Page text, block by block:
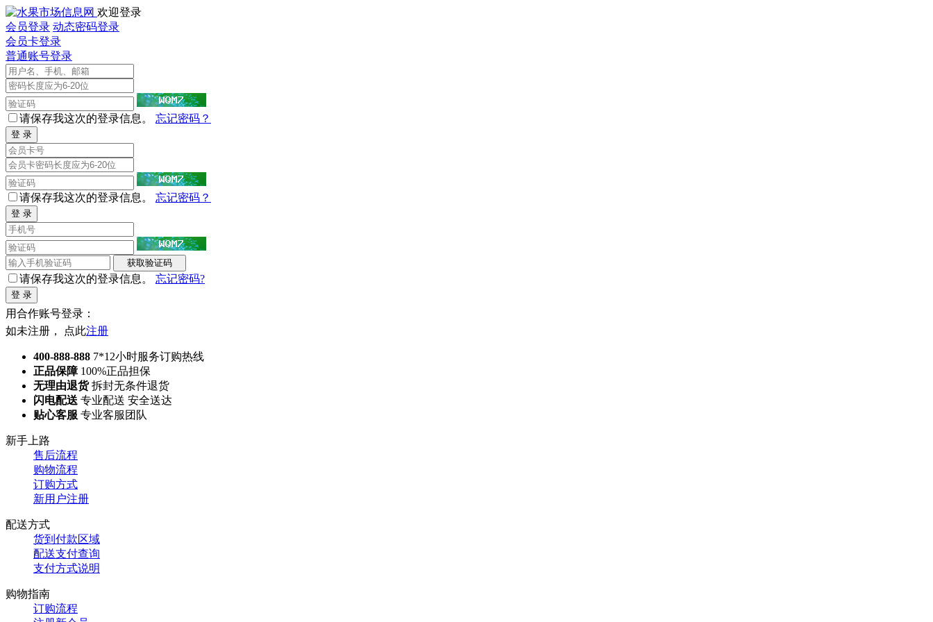
欢迎登录
会员登录 动态密码登录
会员卡登录
普通账号登录
请保存我这次的登录信息。 忘记密码？
请保存我这次的登录信息。 忘记密码？
请保存我这次的登录信息。 忘记密码?
用合作账号登录：
如未注册， 点此注册
400-888-888 7*12小时服务订购热线
正品保障 100%正品担保
无理由退货 拆封无条件退货
闪电配送 专业配送 安全送达
贴心客服 专业客服团队
新手上路
售后流程
购物流程
订购方式
新用户注册
配送方式
货到付款区域
配送支付查询
支付方式说明
购物指南
订购流程